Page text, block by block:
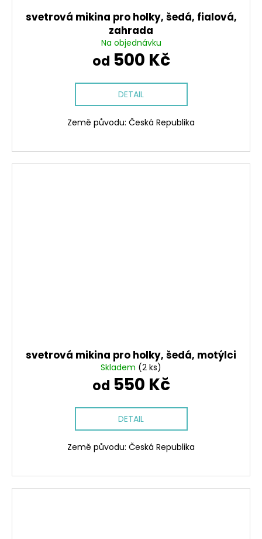
svetrová mikina pro holky, šedá, fialová,
zahrada
Na objednávku
od 500 Kč
DETAIL
Země původu: Česká Republika
svetrová mikina pro holky, šedá, motýlci
Skladem (2 ks)
od 550 Kč
DETAIL
Země původu: Česká Republika